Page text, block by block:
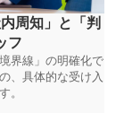
周知」と「判
フ
界線」の明確化で
、具体的な受け入
。